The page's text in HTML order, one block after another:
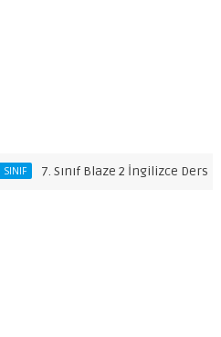
7. Sınıf Blaze 2 İngilizce Ders Kitabı